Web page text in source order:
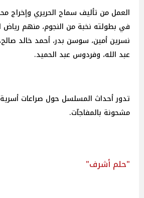
العمل من تأليف سماح الحريري وإخراج
في بطولته نخبة من النجوم، منهم رياض
نسرين أمين، سوسن بدر، أحمد خالد
عبد الله، وفردوس عبد الحميد.
تدور أحداث المسلسل حول صراعات أسرية
مشحونة بالمفاجآت.
"حلم أشرف"